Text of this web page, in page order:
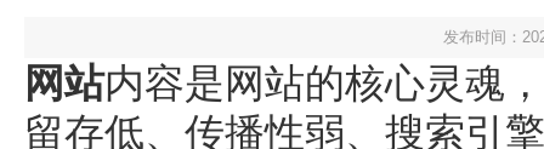
发布时间：
网站内容是网站的核心灵魂
留存低、传播性弱、搜索引